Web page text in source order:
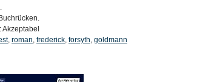
Akzeptabel
, roman, frederick, forsyth, goldmann